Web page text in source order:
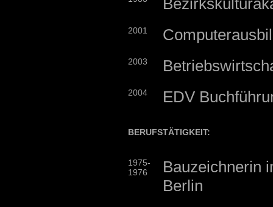
2001
2003
2004 EDV
BERUFSTÄTIGKEIT:
1975-
1976
Bauzeichnerin
Berlin